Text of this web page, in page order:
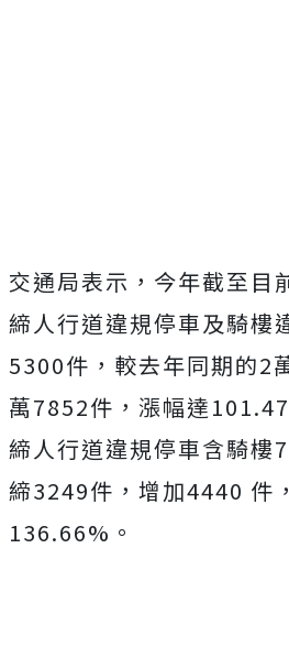
交通局表示，今年截至目
締人行道違規停車及騎樓
5300件，較去年同期的2
萬7852件，漲幅達
締人行道違規停車含騎樓
締3249件，增加4440 件
136.66%。